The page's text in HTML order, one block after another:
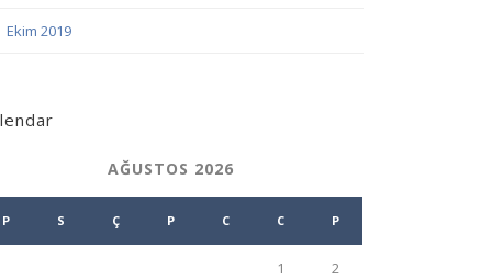
Ekim 2019
AĞUSTOS 2026
P S Ç P C C P
1 2